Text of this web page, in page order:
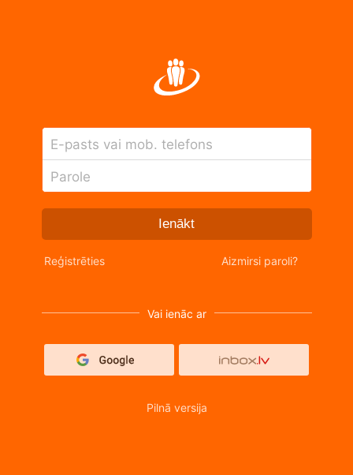
E-pasts vai mob. telefons
Parole
Ienākt
Reģistrēties Aizmirsi paroli?
Vai ienāc ar
Pilnā versija